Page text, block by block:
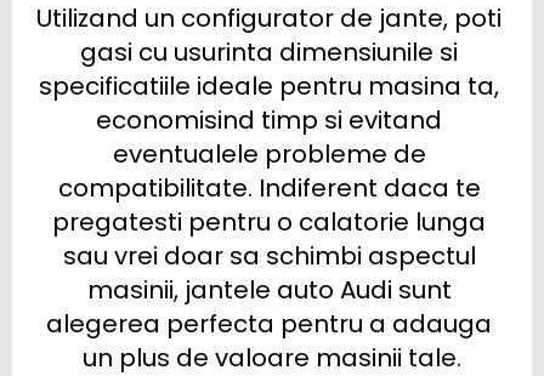
Utilizand un configurator de jante, poti
gasi cu usurinta dimensiunile si
specificatiile ideale pentru masina ta,
economisind timp si evitand
eventualele probleme de
compatibilitate. Indiferent daca te
pregatesti pentru o calatorie lunga
sau vrei doar sa schimbi aspectul
masinii, jantele auto Audi sunt
alegerea perfecta pentru a adauga
un plus de valoare masinii tale.